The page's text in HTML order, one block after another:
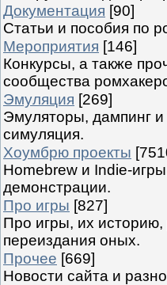
Документация [90]
Статьи и пособия по
Мероприятия [146]
Конкурсы, а также
сообщества
Эмуляция [269]
Эмуляторы, дампинг и
симуляция.
Хоумбрю проекты
Homebrew и Indie-
демонстрации.
Про игры [827]
Про игры, их историю,
переиздания оных.
Прочее [669]
Новости сайта и